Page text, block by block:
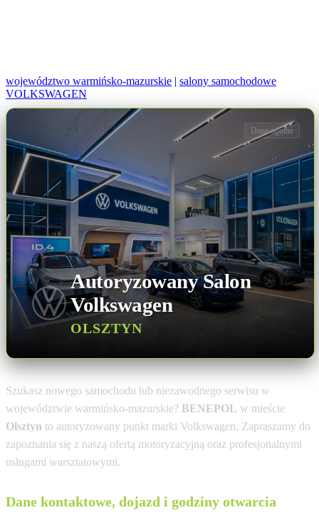
województwo warmińsko-mazurskie | salony samochodowe
VOLKSWAGEN
Autoryzowany Salon
Volkswagen
OLSZTYN
Dane ogólne
Szukasz nowego samochodu lub niezawodnego serwisu w
województwie warmińsko-mazurskie? BENEPOL w mieście
Olsztyn to autoryzowany punkt marki Volkswagen. Zapraszamy do
zapoznania się z naszą ofertą motoryzacyjną oraz profesjonalnymi
usługami warsztatowymi.
Dane kontaktowe, dojazd i godziny otwarcia